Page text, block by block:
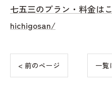
七五三のプラン・料金
hichigosan/
< 前のページ 一覧